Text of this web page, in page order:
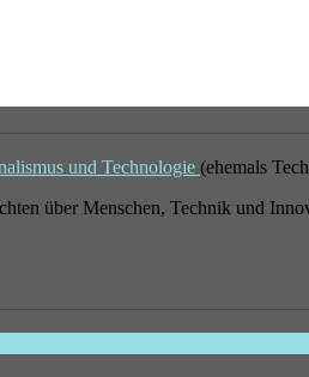
und Technologie (ehemals
über Menschen, Technik und